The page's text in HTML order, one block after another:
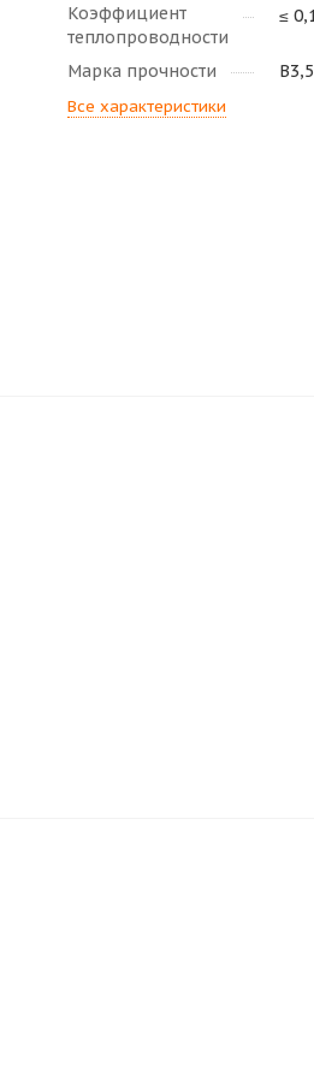
Коэффициент
теплопроводности
≤
Марка прочности В3,5
Все характеристики